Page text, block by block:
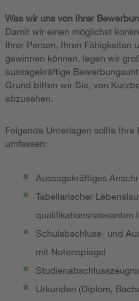
Was wir uns von Ihrer
Damit wir einen möglichst
Ihrer Person, Ihren Fähigkeiten
gewinnen können, legen wir
aussagekräftige
Grund bitten wir Sie, von
abzusehen.
Folgende Unterlagen sollte Ihre
umfassen:
Aussagekräftiges
Tabellarischer
qualifikationsrelevanten
Schulabschluss- und
mit Notenspiegel
Urkunden (Diplom,